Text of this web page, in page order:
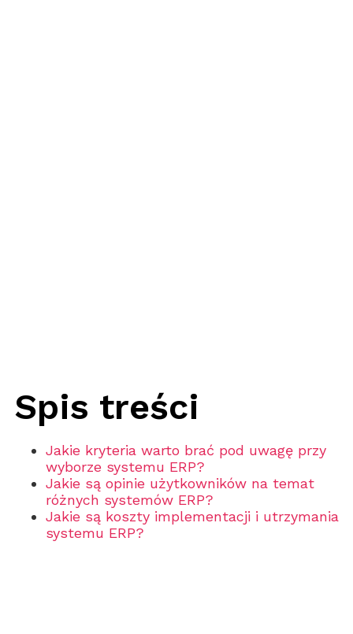
Spis treści
Jakie kryteria warto brać pod uwagę przy
wyborze systemu ERP?
Jakie są opinie użytkowników na temat
różnych systemów ERP?
Jakie są koszty implementacji i utrzymania
systemu ERP?